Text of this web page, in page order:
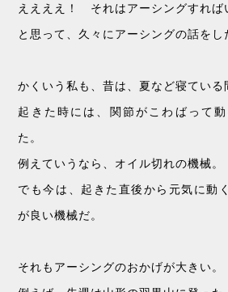
ええええ！ それはアーシングすれば
と思って、久々にアーシングの話をし
かくいう私も、昔は、夏など寝ている
起きた時には、関節がこわばって
た。
例えていうなら、オイル切れの機械。
でも今は、起きた直後から元気に動
が良い機械だ。
それもアーシングのおかげが大きい。